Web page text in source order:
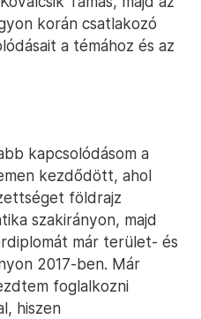
korán csatlakozó
a témához és az
kapcsolódásom a
kezdődött, ahol
földrajz
szakirányon, majd
már terület- és
2017-ben. Már
foglalkozni
hiszen